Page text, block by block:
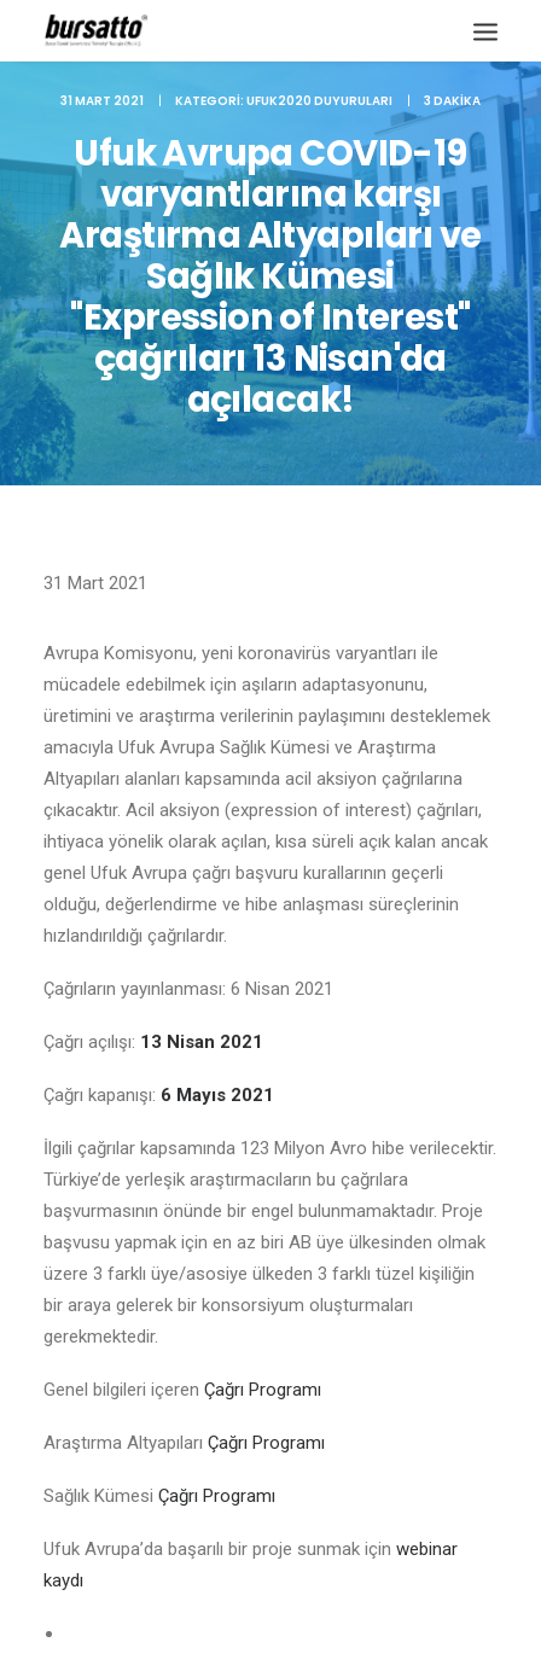
Site içi arama
31 MART 2021 | KATEGORI: UFUK2020 DUYURULARI | 3 DAKIKA
Ufuk Avrupa COVID-19
varyantlarına karşı
Araştırma Altyapıları ve
Sağlık Kümesi
"Expression of Interest"
çağrıları 13 Nisan'da
açılacak!
31 Mart 2021
Avrupa Komisyonu, yeni koronavirüs varyantları ile
mücadele edebilmek için aşıların adaptasyonunu,
üretimini ve araştırma verilerinin paylaşımını desteklemek
amacıyla Ufuk Avrupa Sağlık Kümesi ve Araştırma
Altyapıları alanları kapsamında acil aksiyon çağrılarına
çıkacaktır. Acil aksiyon (expression of interest) çağrıları,
ihtiyaca yönelik olarak açılan, kısa süreli açık kalan ancak
genel Ufuk Avrupa çağrı başvuru kurallarının geçerli
olduğu, değerlendirme ve hibe anlaşması süreçlerinin
hızlandırıldığı çağrılardır.
Çağrıların yayınlanması: 6 Nisan 2021
Çağrı açılışı: 13 Nisan 2021
Çağrı kapanışı: 6 Mayıs 2021
İlgili çağrılar kapsamında 123 Milyon Avro hibe verilecektir.
Türkiye’de yerleşik araştırmacıların bu çağrılara
başvurmasının önünde bir engel bulunmamaktadır. Proje
başvusu yapmak için en az biri AB üye ülkesinden olmak
üzere 3 farklı üye/asosiye ülkeden 3 farklı tüzel kişiliğin
bir araya gelerek bir konsorsiyum oluşturmaları
gerekmektedir.
Genel bilgileri içeren Çağrı Programı
Araştırma Altyapıları Çağrı Programı
Sağlık Kümesi Çağrı Programı
Ufuk Avrupa’da başarılı bir proje sunmak için webinar
kaydı